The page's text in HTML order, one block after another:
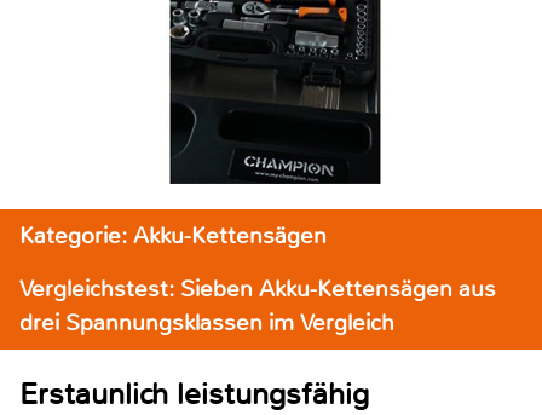
Kategorie: Akku-Kettensägen
Vergleichstest: Sieben Akku-Kettensägen aus
drei Spannungsklassen im Vergleich
Erstaunlich leistungsfähig